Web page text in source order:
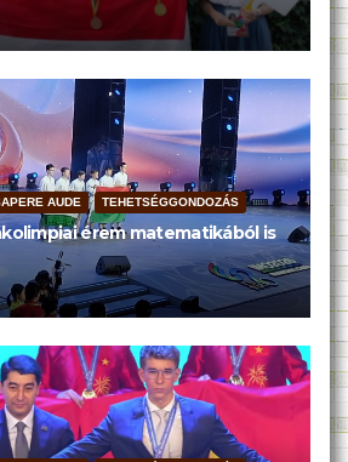
AUDE TEHETSÉGGONDOZÁS
érem matematikából is